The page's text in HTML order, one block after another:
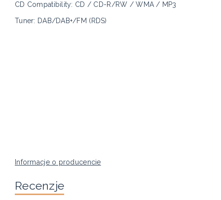
CD Compatibility: CD / CD-R/RW / WMA / MP3
Tuner: DAB/DAB+/FM (RDS)
Informacje o producencie
Recenzje